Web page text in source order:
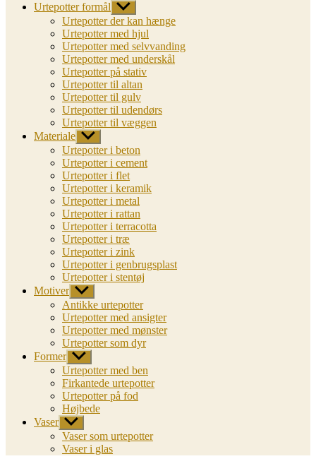
Urtepotter formål Vis
undermenu
Urtepotter der kan hænge
Urtepotter med hjul
Urtepotter med selvvanding
Urtepotter med underskål
Urtepotter på stativ
Urtepotter til altan
Urtepotter til gulv
Urtepotter til udendørs
Urtepotter til væggen
Materiale Vis
undermenu
Urtepotter i beton
Urtepotter i cement
Urtepotter i flet
Urtepotter i keramik
Urtepotter i metal
Urtepotter i rattan
Urtepotter i terracotta
Urtepotter i træ
Urtepotter i zink
Urtepotter i genbrugsplast
Urtepotter i stentøj
Motiver Vis
undermenu
Antikke urtepotter
Urtepotter med ansigter
Urtepotter med mønster
Urtepotter som dyr
Former Vis
undermenu
Urtepotter med ben
Firkantede urtepotter
Urtepotter på fod
Højbede
Vaser Vis
undermenu
Vaser som urtepotter
Vaser i glas